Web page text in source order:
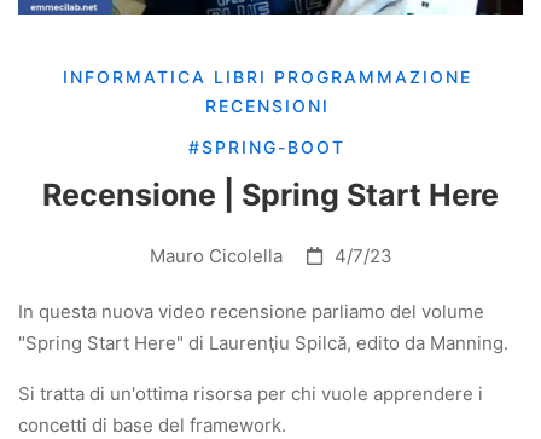
INFORMATICA LIBRI PROGRAMMAZIONE
RECENSIONI
#SPRING-BOOT
Recensione | Spring Start Here
Mauro Cicolella 4/7/23
In questa nuova video recensione parliamo del volume
"Spring Start Here" di Laurenţiu Spilcă, edito da Manning.
Si tratta di un'ottima risorsa per chi vuole apprendere i
concetti di base del framework.